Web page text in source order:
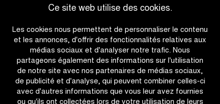
Ce site web utilise des cookies.
Les cookies nous permettent de personnaliser le contenu
et les annonces, d'offrir des fonctionnalités relatives aux
médias sociaux et d'analyser notre trafic. Nous
partageons également des informations sur l'utilisation
de notre site avec nos partenaires de médias sociaux,
de publicité et d'analyse, qui peuvent combiner celles-ci
avec d'autres informations que vous leur avez fournies
ou qu'ils ont collectées lors de votre utilisation de leurs
Middelkerke,
Van
Alphen
remporte
la
victoire
finale
du
2026-
2027